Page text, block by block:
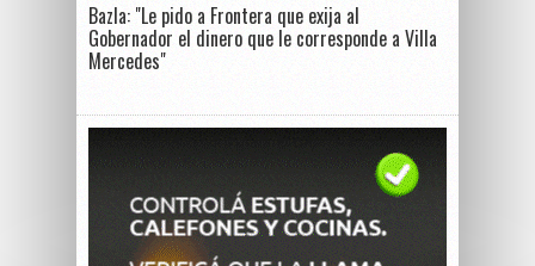
Bazla: "Le pido a Frontera que exija al
Gobernador el dinero que le corresponde a Villa
Mercedes"